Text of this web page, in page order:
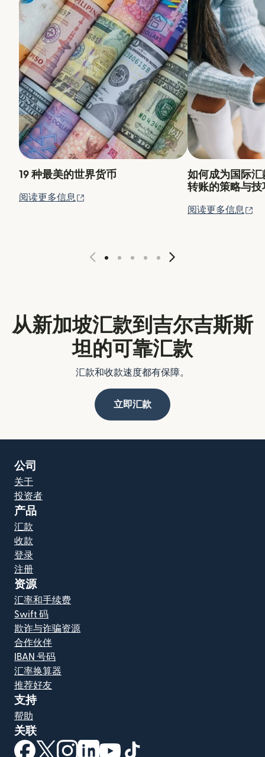
19 种最美的世界货币
阅读更多信息
如何成为国际
转账的策略与技
阅读更多信息
从新加坡汇款到吉尔吉斯斯
坦的可靠汇款
汇款和收款速度都有保障。
立即汇款
公司
关于
投资者
产品
汇款
收款
登录
注册
资源
汇率和手续费
Swift 码
欺诈与诈骗资源
合作伙伴
IBAN 号码
汇率换算器
推荐好友
支持
帮助
关联
（在新窗口中打开）
（在新窗口中打开）
（在新窗口中打开）
（在新窗口中打开）
（在新窗口中打开）